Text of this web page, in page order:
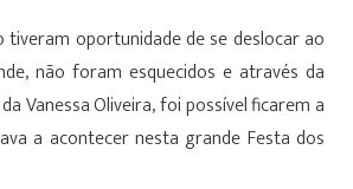
tiveram oportunidade de se deslocar ao
não foram esquecidos e através da
Vanessa Oliveira, foi possível ficarem a
a acontecer nesta grande Festa dos